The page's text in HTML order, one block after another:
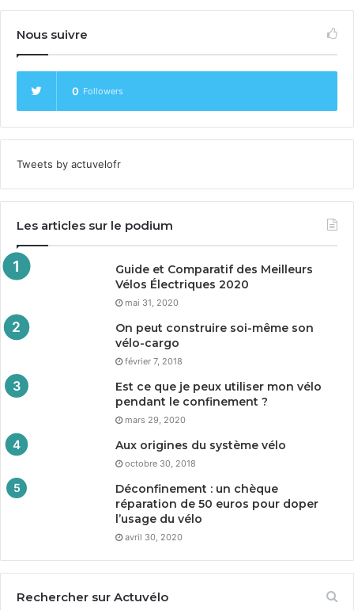
Nous suivre
0 Followers
Tweets by actuvelofr
Les articles sur le podium
Guide et Comparatif des Meilleurs
Vélos Électriques 2020
mai 31, 2020
On peut construire soi-même son
vélo-cargo
février 7, 2018
Est ce que je peux utiliser mon vélo
pendant le confinement ?
mars 29, 2020
Aux origines du système vélo
octobre 30, 2018
Déconfinement : un chèque
réparation de 50 euros pour doper
l’usage du vélo
avril 30, 2020
Rechercher sur Actuvélo